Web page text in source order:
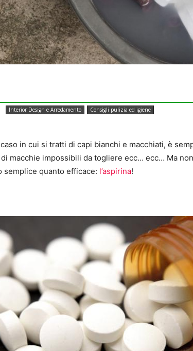
Interior Design e Arredamento Consigli pulizia ed igiene
in cui si tratti di capi bianchi e macchiati, è
macchie impossibili da togliere ecc… ecc… Ma
semplice quanto efficace: l’aspirina!